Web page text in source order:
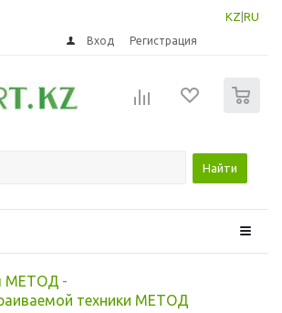
KZ RU
Вход Регистрация
Найти
МЕТОД -
техники МЕТОД